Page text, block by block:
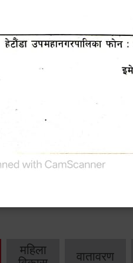
महिला
वातावरण